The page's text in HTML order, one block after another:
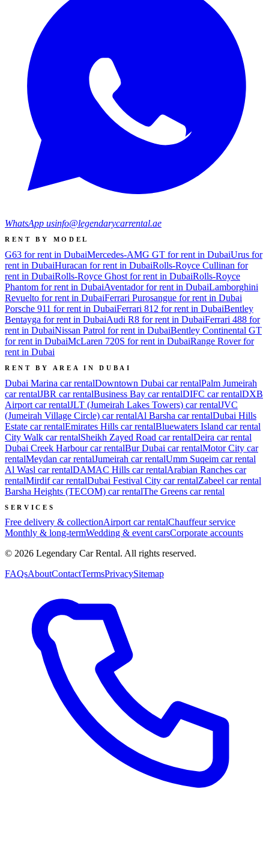
WhatsApp usinfo@legendarycarrental.ae
RENT BY MODEL
G63 for rent in DubaiMercedes-AMG GT for rent in DubaiUrus for
rent in DubaiHuracan for rent in DubaiRolls-Royce Cullinan for
rent in DubaiRolls-Royce Ghost for rent in DubaiRolls-Royce
Phantom for rent in DubaiAventador for rent in DubaiLamborghini
Revuelto for rent in DubaiFerrari Purosangue for rent in Dubai
Porsche 911 for rent in DubaiFerrari 812 for rent in DubaiBentley
Bentayga for rent in DubaiAudi R8 for rent in DubaiFerrari 488 for
rent in DubaiNissan Patrol for rent in DubaiBentley Continental GT
for rent in DubaiMcLaren 720S for rent in DubaiRange Rover for
rent in Dubai
RENT BY AREA IN DUBAI
Dubai Marina car rentalDowntown Dubai car rentalPalm Jumeirah
car rentalJBR car rentalBusiness Bay car rentalDIFC car rentalDXB
Airport car rentalJLT (Jumeirah Lakes Towers) car rentalJVC
(Jumeirah Village Circle) car rentalAl Barsha car rentalDubai Hills
Estate car rentalEmirates Hills car rentalBluewaters Island car rental
City Walk car rentalSheikh Zayed Road car rentalDeira car rental
Dubai Creek Harbourcar rentalBur Dubai car rentalMotor City car
rentalMeydan car rentalJumeirah car rentalUmm Suqeim car rental
Al Wasl car rentalDAMAC Hills car rentalArabian Ranches car
rentalMirdifcar rentalDubai Festival City car rentalZabeel car rental
Barsha Heights (TECOM) car rentalThe Greens car rental
SERVICES
Free delivery & collectionAirport car rentalChauffeur service
Monthly & long-termWedding & event carsCorporate accounts
© 2026 Legendary Car Rental. All rights reserved.
FAQsAboutContactTermsPrivacySitemap